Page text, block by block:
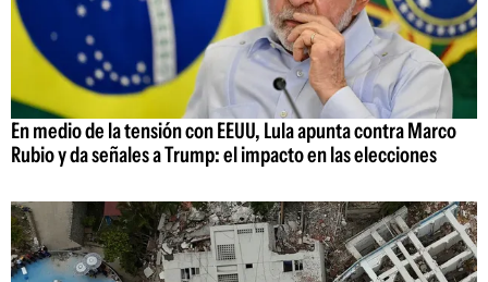
En medio de la tensión con EEUU, Lula apunta contra Marco
Rubio y da señales a Trump: el impacto en las elecciones